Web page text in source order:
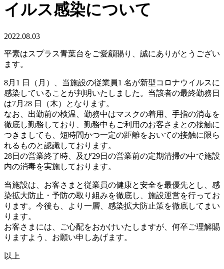
イルス感染について
2022.08.03
平素はスプラス青葉台をご愛顧賜り、誠にありがとうござい
ます。
8月1 日（月）、当施設の従業員1 名が新型コロナウイルスに
感染していることが判明いたしました。当該者の最終勤務日
は7月28 日（木）となります。
なお、出勤前の検温、勤務中はマスクの着用、手指の消毒を
徹底し勤務しており、勤務中もご利用のお客さまとの接触に
つきましても、短時間かつ一定の距離をおいての接触に限ら
れるものと認識しております。
28日の営業終了時、及び29日の営業前の定期清掃の中で施設
内の消毒を実施しております。
当施設は、お客さまと従業員の健康と安全を最優先とし、感
染拡大防止・予防の取り組みを徹底し、施設運営を行ってお
ります。今後も、より一層、感染拡大防止策を徹底してまい
ります。
お客さまには、ご心配をおかけいたしますが、何卒ご理解賜
りますよう、お願い申しあげます。
以上